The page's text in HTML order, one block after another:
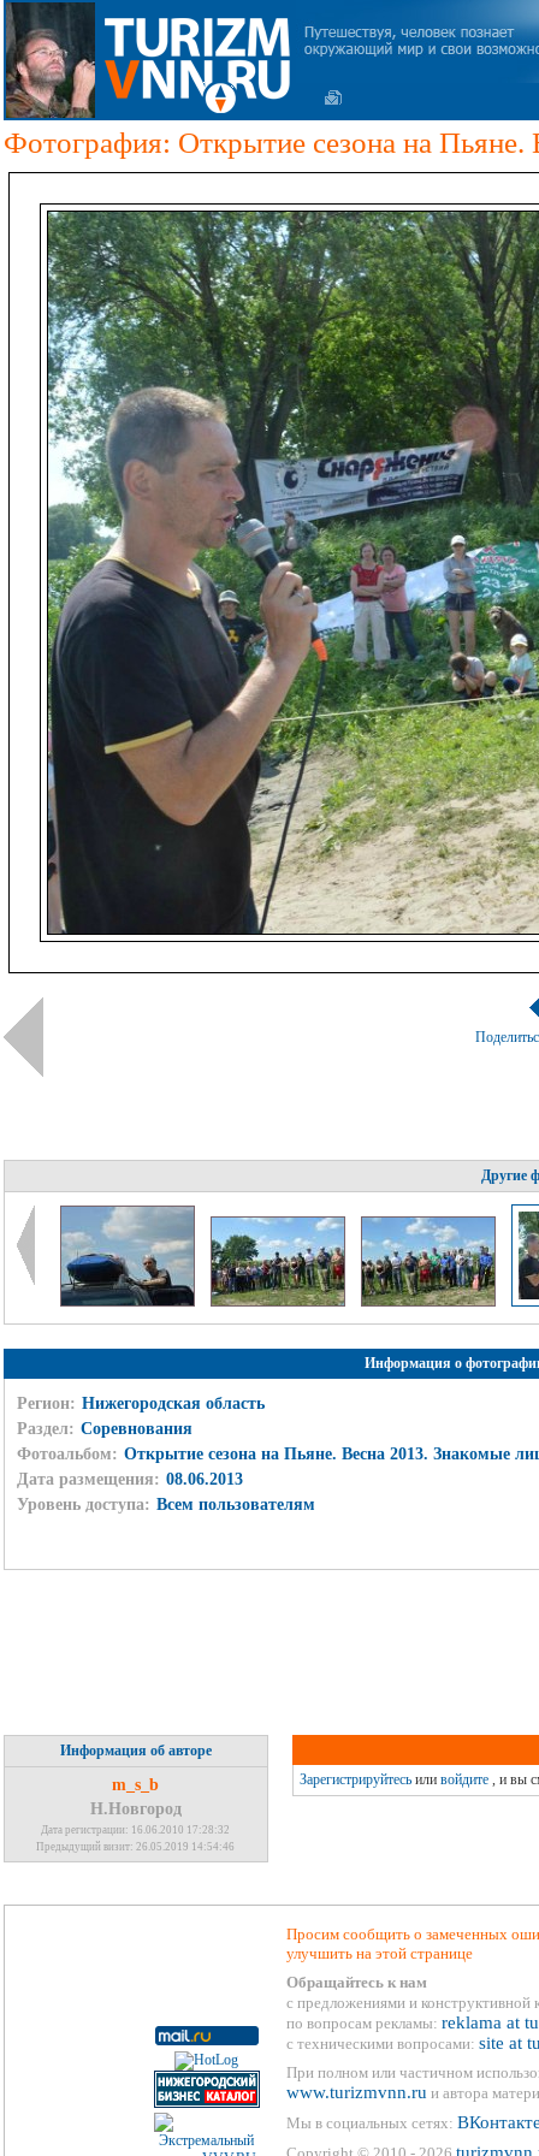
Фотография: Открытие сезона на
Другие
Информация о
Регион: Нижегородская область
Раздел: Соревнования
Фотоальбом: Открытие сезона на Пьяне. Весна 2013. Знакомые
Дата размещения: 08.06.2013
Уровень доступа: Всем пользователям
Информация об авторе
m_s_b
Н.Новгород
Дата регистрации: 16.06.2010 17:28:32
Предыдущий визит: 26.05.2019 14:54:46
Зарегистрируйтесьили войдите, и вы
Просим сообщить о замеченных
улучшить на этой странице
Обращайтесь к нам
с предложениями и конструктивной
по вопросам рекламы: reklama at
с техническими вопросами: site at
При полном или частичном
www.turizmvnn.ru и автора
Мы в социальных сетях: